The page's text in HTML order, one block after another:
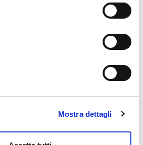
anche cliccando sul simbolo
su ogni pagina
Mostra dettagli